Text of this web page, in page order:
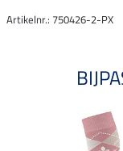
Artikelnr.: 750426-2-PX